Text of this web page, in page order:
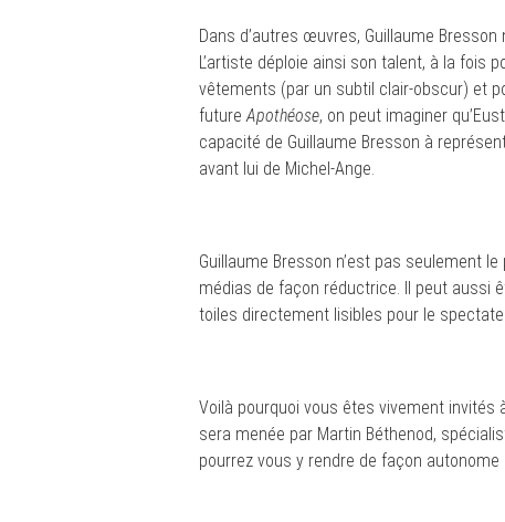
Dans d’autres œuvres, Guillaume
L’artiste déploie ainsi son talent, à la fois
vêtements (par un subtil clair-obscur) et
futureApothéose, on peut imaginer
capacité de Guillaume Bresson à
avant lui de Michel-Ange.
Guillaume Bresson n’est pas seulement
médias de façon réductrice. Il peut aussi
toiles directement lisibles pour le
Voilà pourquoi vous êtes vivement invités
sera menée par Martin Béthenod,
pourrez vous y rendre de façon autonome